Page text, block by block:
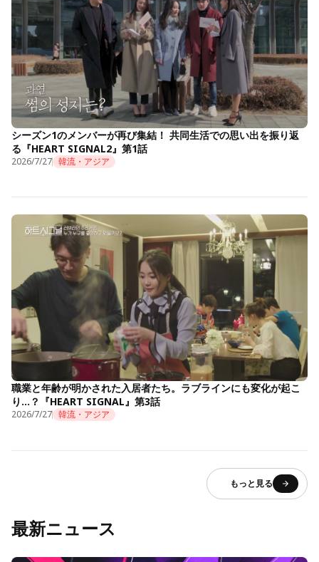
シーズン1のメンバーが再び集結！ 共同生活での思い出を振り返
る『HEART SIGNAL2』第1話
2026/7/27 韓流・アジア
職業と年齢が明かされた入居者たち。ラブラインにも変化が起こ
り…？『HEART SIGNAL』第3話
2026/7/27 韓流・アジア
もっと見る
最新ニュース